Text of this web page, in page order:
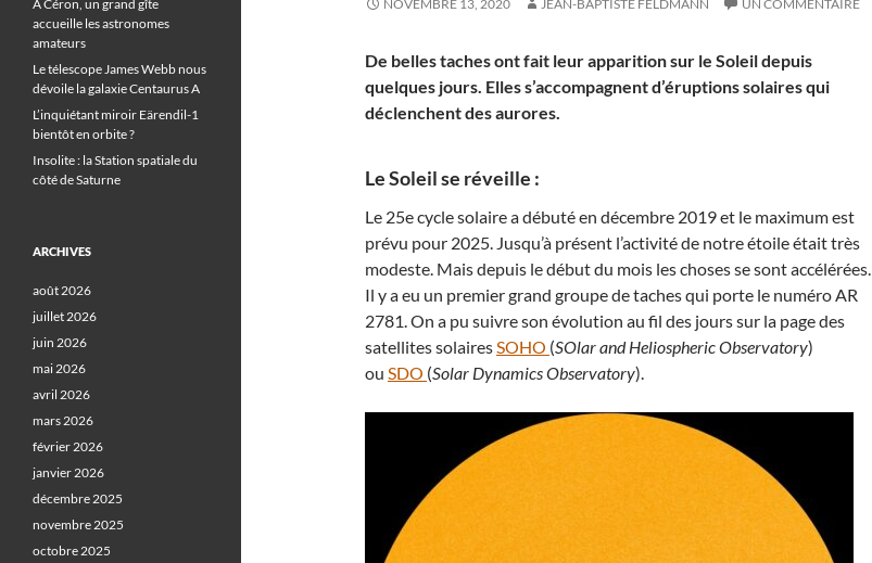
NOVEMBRE 13, 2020 JEAN-BAPTISTE FELDMANN UN COMMENTAIRE
De belles taches ont fait leur apparition sur le Soleil depuis
quelques jours. Elles s’accompagnent d’éruptions solaires qui
déclenchent des aurores.
Le Soleil se réveille :
Le 25e cycle solaire a débuté en décembre 2019 et le maximum est
prévu pour 2025. Jusqu’à présent l’activité de notre étoile était très
modeste. Mais depuis le début du mois les choses se sont accélérées.
Il y a eu un premier grand groupe de taches qui porte le numéro AR
2781. On a pu suivre son évolution au fil des jours sur la page des
satellites solairesSOHO (SOlar and Heliospheric Observatory)
ou SDO (Solar Dynamics Observatory).
À Céron, un grand gîte
accueille les astronomes
amateurs
Le télescope James Webb nous
dévoile la galaxie Centaurus A
L’inquiétant miroir Eärendil-1
bientôt en orbite ?
Insolite : la Station spatiale du
côté de Saturne
ARCHIVES
août 2026
juillet 2026
juin 2026
mai 2026
avril 2026
mars 2026
février 2026
janvier 2026
décembre 2025
novembre 2025
octobre 2025